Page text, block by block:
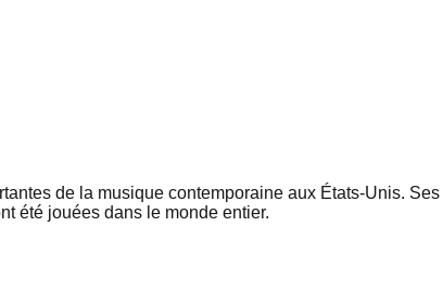
de la musique contemporaine aux États-Unis.
été jouées dans le monde entier.